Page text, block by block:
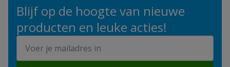
Blijf op de hoogte van nieuwe
producten en leuke acties!